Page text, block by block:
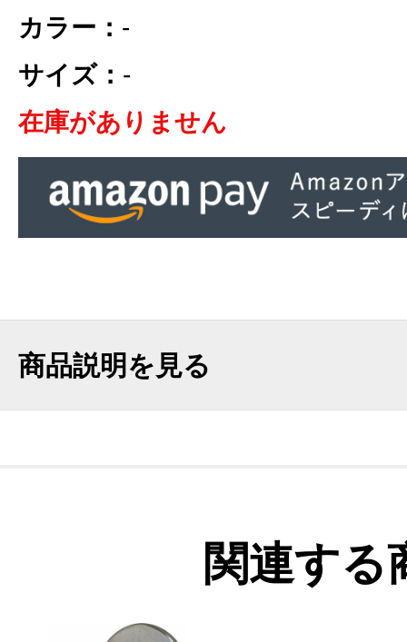
カラー： -
サイズ： -
在庫がありません
商品説明を見る
関連する